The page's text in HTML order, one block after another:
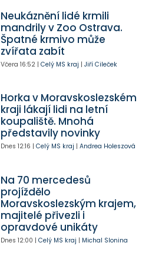
Neukáznění lidé krmili
mandrily v Zoo Ostrava.
Špatné krmivo může
zvířata zabít
Včera 16:52| Celý MS kraj | Jiří Cileček
Horka v Moravskoslezském
kraji lákají lidi na letní
koupaliště. Mnohá
představily novinky
Dnes 12:16 | Celý MS kraj | Andrea Holeszová
Na 70 mercedesů
projíždělo
Moravskoslezským krajem,
majitelé přivezli i
opravdové unikáty
Dnes 12:00 | Celý MS kraj | Michal Slonina